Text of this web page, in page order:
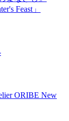
Feast」
ORIBE New